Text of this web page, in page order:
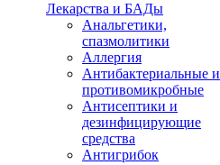
Лекарства и БАДы
Анальгетики,
спазмолитики
Аллергия
Антибактериальные и
противомикробные
Антисептики и
дезинфицирующие
средства
Антигрибок